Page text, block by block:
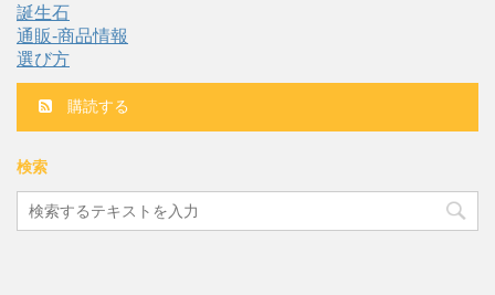
誕生石
通販-商品情報
選び方
購読する
検索